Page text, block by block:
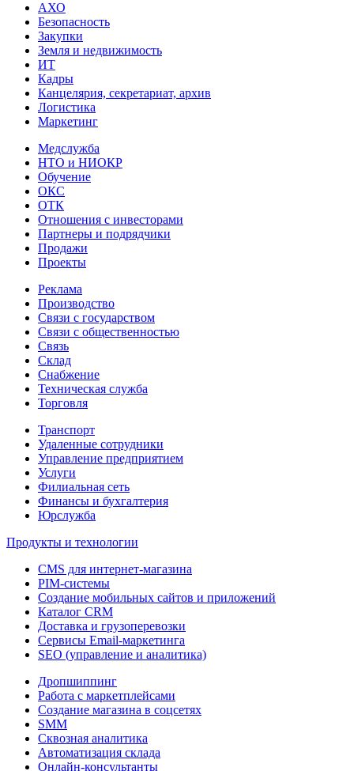
АХО
Безопасность
Закупки
Земля и недвижимость
ИТ
Кадры
Канцелярия, секретариат, архив
Логистика
Маркетинг
Медслужба
НТО и НИОКР
Обучение
ОКС
ОТК
Отношения с инвесторами
Партнеры и подрядчики
Продажи
Проекты
Реклама
Производство
Связи с государством
Связи с общественностью
Связь
Склад
Снабжение
Техническая служба
Торговля
Транспорт
Удаленные сотрудники
Управление предприятием
Услуги
Филиальная сеть
Финансы и бухгалтерия
Юрслужба
Продукты и технологии
CMS для интернет-магазина
PIM-системы
Создание мобильных сайтов и приложений
Каталог CRM
Доставка и грузоперевозки
Сервисы Email-маркетинга
SEO (управление и аналитика)
Дропшиппинг
Работа с маркетплейсами
Создание магазина в соцсетях
SMM
Сквозная аналитика
Автоматизация склада
Онлайн-консультанты